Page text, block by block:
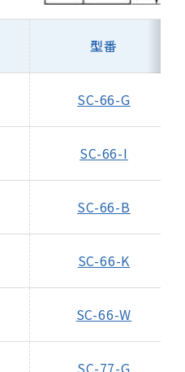
型番
SC-66-G
SC-66-I
SC-66-B
SC-66-K
SC-66-W
SC-77-G